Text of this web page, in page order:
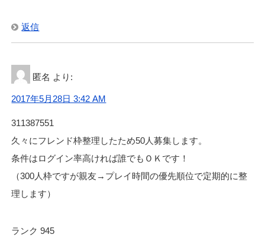
返信
匿名 より:
2017年5月28日 3:42 AM
311387551
久々にフレンド枠整理したため50人募集します。
条件はログイン率高ければ誰でもＯＫです！
（300人枠ですが親友→プレイ時間の優先順位で定期的に整
理します）
ランク 945